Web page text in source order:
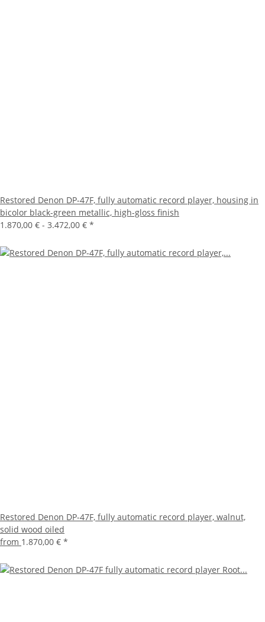
Restored Denon DP-47F, fully automatic record player, housing in
bicolor black-green metallic, high-gloss finish
1.870,00 € - 3.472,00 € *
Restored Denon DP-47F, fully automatic record player, walnut,
solid wood oiled
from 1.870,00 € *